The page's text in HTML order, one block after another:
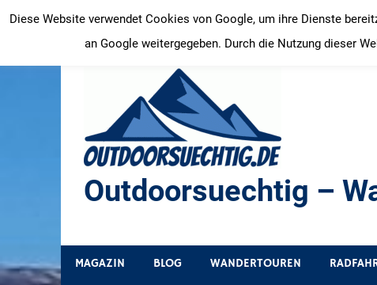
Inhalt
springen
Outdoorsuechtig –
MAGAZIN BLOG WANDERTOUREN
Diese Website verwendet Cookies von Google, um ihre Dienste
an Google weitergegeben. Durch die Nutzung dieser